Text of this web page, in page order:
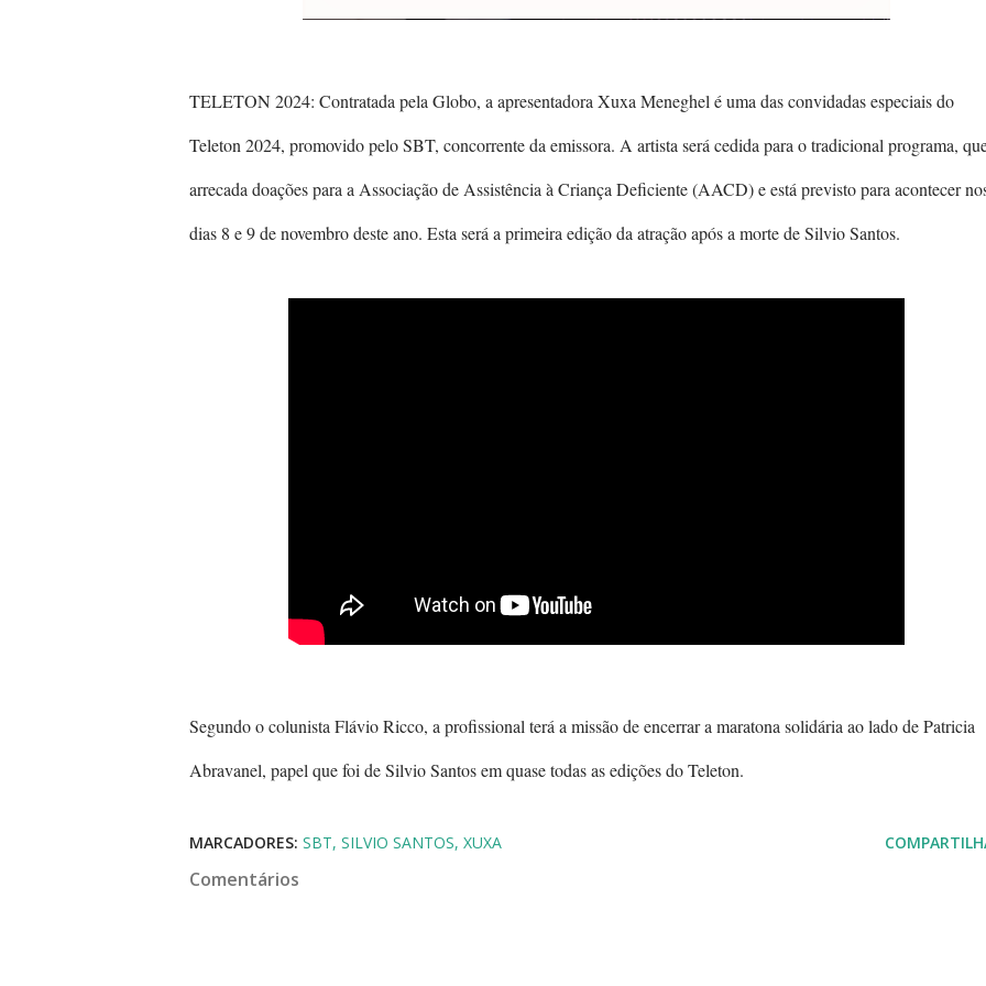
TELETON 2024: Contratada pela Globo, a apresentadora Xuxa Meneghel é uma das convidadas especiais do
Teleton 2024, promovido pelo SBT, concorrente da emissora. A artista será cedida para o tradicional programa,
arrecada doações para a Associação de Assistência à Criança Deficiente (AACD) e está previsto para acontecer
dias 8 e 9 de novembro deste ano. Esta será a primeira edição da atração após a morte de Silvio Santos.
Segundo o colunista Flávio Ricco, a profissional terá a missão de encerrar a maratona solidária ao lado de Patricia
Abravanel, papel que foi de Silvio Santos em quase todas as edições do Teleton.
MARCADORES: SBT SILVIO SANTOS XUXA
Comentários